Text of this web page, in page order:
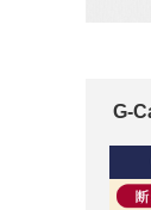
G-